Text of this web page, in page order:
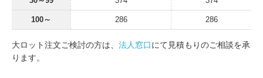
100～ 286 286
大ロット注文ご検討の方は、 法人窓口にて見積もりのご相談を承
ります。